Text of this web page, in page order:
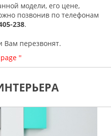
модели, его цене,
позвонив по телефонам
238.
Вам перезвонят.
''